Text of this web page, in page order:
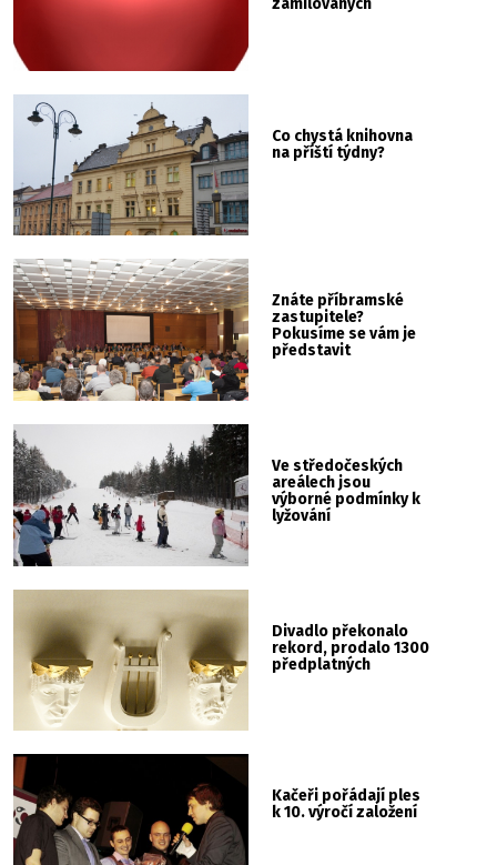
zamilovaných
Co chystá knihovna
na příští týdny?
Znáte příbramské
zastupitele?
Pokusíme se vám je
představit
Ve středočeských
areálech jsou
výborné podmínky k
lyžování
Divadlo překonalo
rekord, prodalo 1300
předplatných
Kačeři pořádají ples
k 10. výročí založení